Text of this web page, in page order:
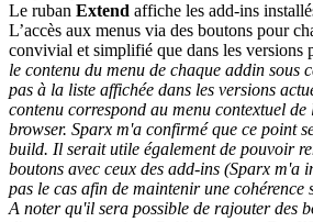
Le ruban Extend affiche les add-ins
L’accès aux menus via des boutons pour
convivial et simplifié que dans les versions
le contenu du menu de chaque addin sous
pas à la liste affichée dans les versions
contenu correspond au menu contextuel
browser. Sparx m'a confirmé que ce point
build. Il serait utile également de pouvoir
boutons avec ceux des add-ins (Sparx m'a
pas le cas afin de maintenir une
A noter qu'il sera possible de rajouter des